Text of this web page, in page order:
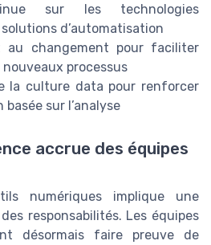
sur les technologies
d’automatisation
au changement pour faciliter
nouveaux processus
la culture data pour renforcer
sur l’analyse
accrue des équipes
numériques implique une
responsabilités. Les équipes
désormais faire preuve de